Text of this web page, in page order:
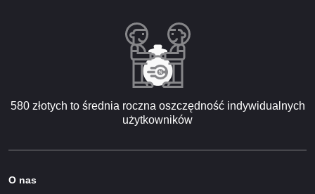
580 złotych to średnia roczna oszczędność indywidualnych
użytkowników
O nas